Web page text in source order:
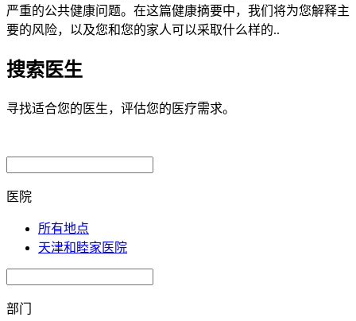
严重的公共健康问题。在这篇健康摘要中，我们将为您解释主
要的风险，以及您和您的家人可以采取什么样的..
搜索医生
寻找适合您的医生，评估您的医疗需求。
医院
所有地点
天津和睦家医院
部门